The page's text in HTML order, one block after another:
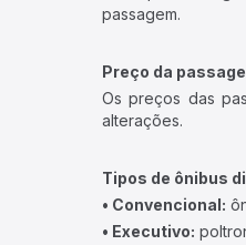
passagem.
Preço da
Os preços das
alterações.
Tipos de ônibus
• Convencional:
• Executivo: